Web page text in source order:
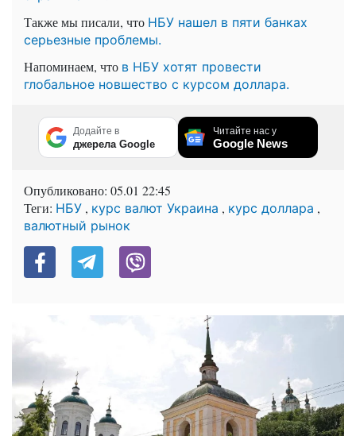
Также мы писали, что НБУ нашел в пяти банках
серьезные проблемы.
Напоминаем, что в НБУ хотят провести
глобальное новшество с курсом доллара.
Додайте в
джерела Google
Читайте нас у
Google News
Опубликовано: 05.01 22:45
Теги: НБУ , курс валют Украина , курс доллара ,
валютный рынок